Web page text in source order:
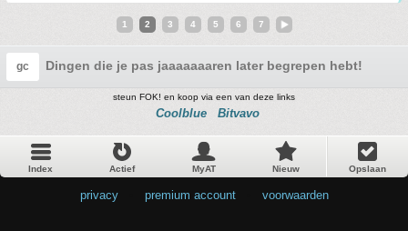
1 2 3 4 5 6 7
gc Dingen die je pas jaaaaaaaren later begrepen hebt! Deel
steun FOK! en koop via een van deze links
Coolblue Bitvavo
Index Actief MyAT Nieuw Opslaan
privacy premium account voorwaarden